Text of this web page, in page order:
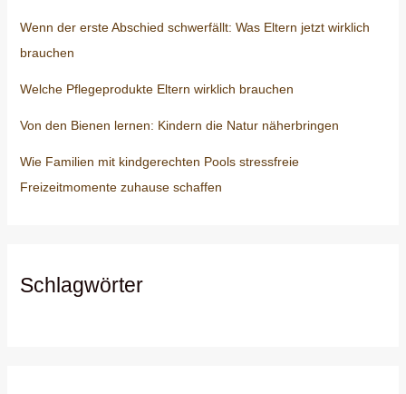
Wenn der erste Abschied schwerfällt: Was Eltern jetzt wirklich
brauchen
Welche Pflegeprodukte Eltern wirklich brauchen
Von den Bienen lernen: Kindern die Natur näherbringen
Wie Familien mit kindgerechten Pools stressfreie
Freizeitmomente zuhause schaffen
Schlagwörter